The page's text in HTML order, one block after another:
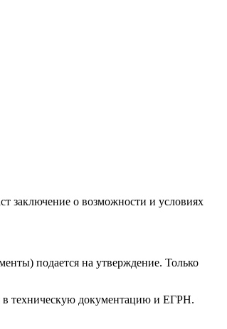
заключение о возможности и условиях
подается на утверждение. Только
в техническую документацию и ЕГРН.